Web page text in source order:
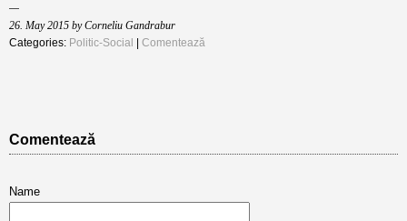
26. May 2015 by Corneliu Gandrabur
Categories: Politic-Social Comentează
Comentează
Name